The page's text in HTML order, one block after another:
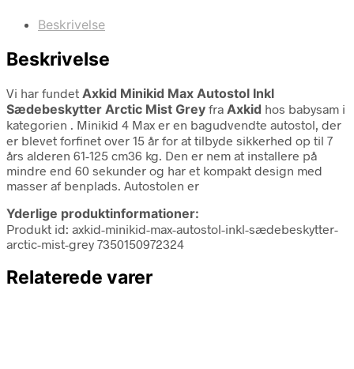
Beskrivelse
Beskrivelse
Vi har fundet Axkid Minikid Max Autostol Inkl
Sædebeskytter Arctic Mist Grey fra Axkid hos babysam i
kategorien . Minikid 4 Max er en bagudvendte autostol, der
er blevet forfinet over 15 år for at tilbyde sikkerhed op til 7
års alderen 61-125 cm36 kg. Den er nem at installere på
mindre end 60 sekunder og har et kompakt design med
masser af benplads. Autostolen er
Yderlige produktinformationer:
Produkt id: axkid-minikid-max-autostol-inkl-sædebeskytter-
arctic-mist-grey 7350150972324
Relaterede varer